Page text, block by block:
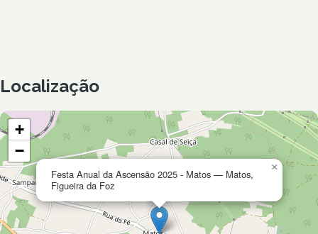
Localização
Festa Anual da Ascensão 2025 - Matos — Matos,
Figueira da Foz
×
+
−